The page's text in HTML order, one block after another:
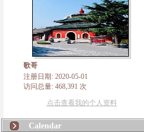
歌哥
注册日期: 2020-05-01
访问总量: 468,391 次
点击查看我的个人资料
Calendar